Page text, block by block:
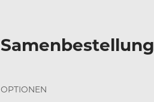
Samenbestellung
OPTIONEN